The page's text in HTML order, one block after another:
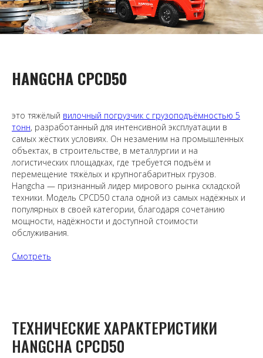
HANGCHA CPCD50
это тяжёлый вилочный погрузчик с грузоподъёмностью 5
тонн, разработанный для интенсивной эксплуатации в
самых жёстких условиях. Он незаменим на промышленных
объектах, в строительстве, в металлургии и на
логистических площадках, где требуется подъём и
перемещение тяжёлых и крупногабаритных грузов.
Hangcha — признанный лидер мирового рынка складской
техники. Модель CPCD50 стала одной из самых надёжных и
популярных в своей категории, благодаря сочетанию
мощности, надёжности и доступной стоимости
обслуживания.
Смотреть
ТЕХНИЧЕСКИЕ ХАРАКТЕРИСТИКИ
HANGCHA CPCD50